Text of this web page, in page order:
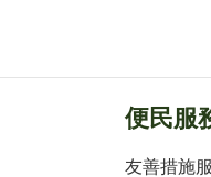
便民服
友善措施